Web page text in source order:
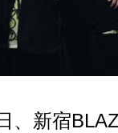
、新宿